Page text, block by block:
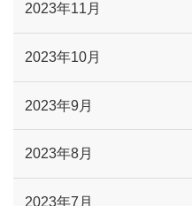
2023年11月
2023年10月
2023年9月
2023年8月
2023年7月